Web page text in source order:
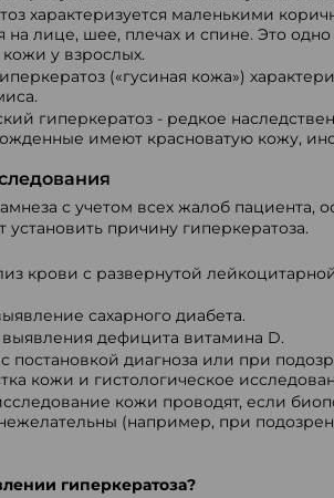
характеризуется маленькими
лице, шее, плечах и спине. Это
у взрослых.
(«гусиная кожа»)
гиперкератоз - редкое
имеют красноватую кожу,
с учетом всех жалоб пациента,
установить причину гиперкератоза.
крови с развернутой
сахарного диабета.
дефицита витамина D.
постановкой диагноза или при
кожи и гистологическое
кожи проводят, если
(например, при
гиперкератоза?